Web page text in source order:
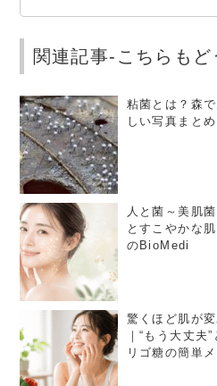
関連記事-こちらもど
粘菌とは？森
しい写真まと
人と菌～美肌
とすこやかな
のBioMedi
驚くほど肌が
｜“もう大丈夫
リゴ糖の簡単